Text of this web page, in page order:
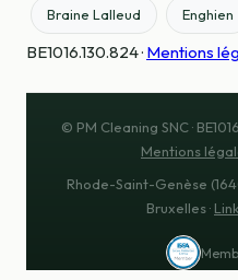
Braine Lalleud Enghien
BE1016.130.824 · Mentions
© PM Cleaning SNC ·
Mentions
Rhode-Saint-Genèse
Bruxelles ·